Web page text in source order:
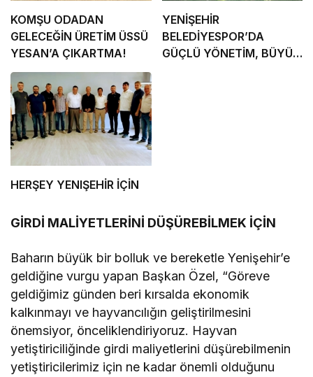
KOMŞU ODADAN
GELECEĞİN ÜRETİM ÜSSÜ
YESAN’A ÇIKARTMA!
YENİŞEHİR
BELEDİYESPOR’DA
GÜÇLÜ YÖNETİM, BÜYÜK
HERŞEY YENIŞEHİR İÇİN
GİRDİ MALİYETLERİNİ DÜŞÜREBİLMEK İÇİN
Baharın büyük bir bolluk ve bereketle Yenişehir’e
geldiğine vurgu yapan Başkan Özel, “Göreve
geldiğimiz günden beri kırsalda ekonomik
kalkınmayı ve hayvancılığın geliştirilmesini
önemsiyor, önceliklendiriyoruz. Hayvan
yetiştiriciliğinde girdi maliyetlerini düşürebilmenin
yetiştiricilerimiz için ne kadar önemli olduğunu